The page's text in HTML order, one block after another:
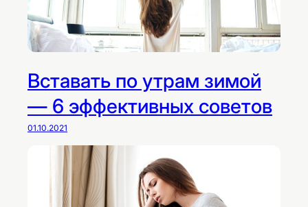
Вставать по утрам зимой
— 6 эффективных советов
01.10.2021